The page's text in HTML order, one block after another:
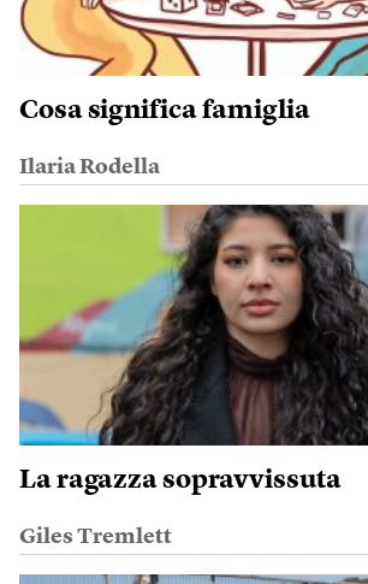
Cosa significa famiglia
Ilaria Rodella
La ragazza sopravvissuta
Giles Tremlett